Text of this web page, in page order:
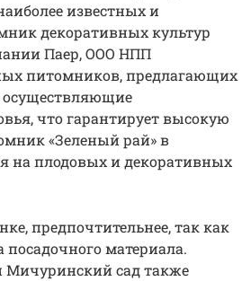
известных и
декоративных культур
Паер, ООО НПП
питомников, предлагающих
что гарантирует высокую
«Зеленый рай» в
на плодовых и декоративных
предпочтительнее, так как
посадочного материала.
сад также